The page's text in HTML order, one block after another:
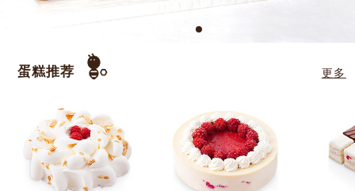
蛋糕推荐 更多